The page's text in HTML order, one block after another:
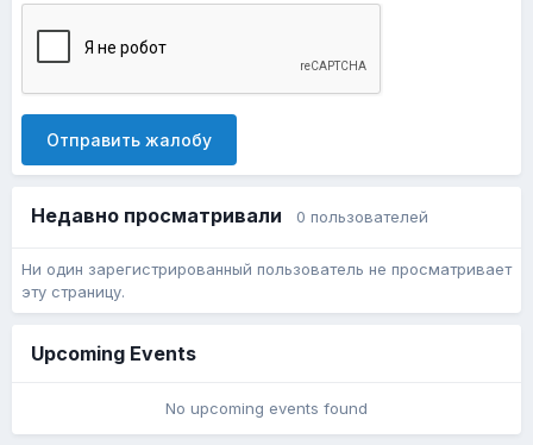
Отправить жалобу
Недавно просматривали 0 пользователей
Ни один зарегистрированный пользователь не просматривает
эту страницу.
Upcoming Events
No upcoming events found